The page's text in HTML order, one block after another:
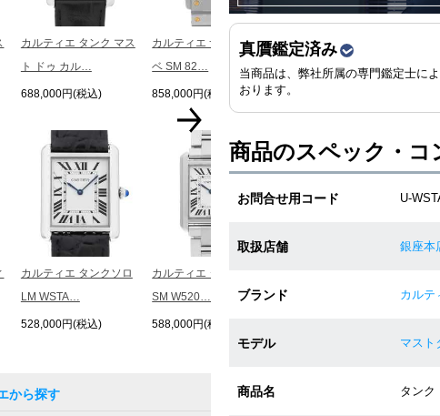
カルティエ タンク マス
ト ドゥ カル…
688,000円(税込)
カルティエ タンクソロ
LM WSTA…
528,000円(税込)
カルティエ サントスガル
ベ SM 82…
858,000円(税込)
カルティエ タンクソロ
SM W520…
588,000円(税込)
カルティエ タンク マス
ト LM WS…
から探す
真贋鑑定済み
当商品は、弊社所属の専門鑑定士に
おります。
商品のスペック・コ
お問合せ用コード U-
取扱店舗 銀座本
ブランド カルテ
モデル マスト
商品名 タンク